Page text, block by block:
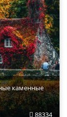
каменные
88334